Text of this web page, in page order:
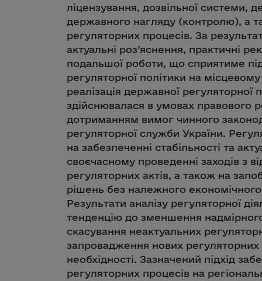
ліцензування, дозвільної системи,
державного нагляду (контролю), а
регуляторних процесів. За
актуальні роз’яснення, практичні
подальшої роботи, що сприятиме
регуляторної політики на
реалізація державної регуляторної
здійснювалася в умовах правового
дотриманням вимог чинного
регуляторної служби України.
на забезпеченні стабільності та
своєчасному проведенні заходів з
регуляторних актів, а також на
рішень без належного
Результати аналізу регуляторної
тенденцію до зменшення
скасування неактуальних
запровадження нових регуляторних
необхідності. Зазначений підхід
регуляторних процесів на